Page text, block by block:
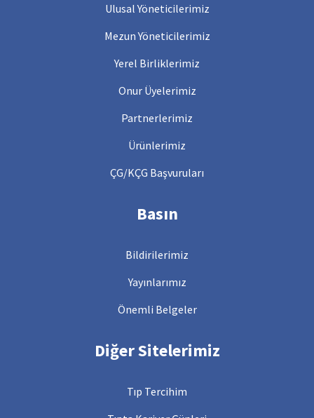
Ulusal Yöneticilerimiz
Mezun Yöneticilerimiz
Yerel Birliklerimiz
Onur Üyelerimiz
Partnerlerimiz
Ürünlerimiz
ÇG/KÇG Başvuruları
Basın
Bildirilerimiz
Yayınlarımız
Önemli Belgeler
Diğer Sitelerimiz
Tıp Tercihim